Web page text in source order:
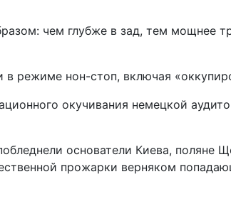
чем глубже в зад, тем мощнее
режиме нон-стоп, включая
окучивания немецкой
основатели Киева, поляне
прожарки верняком